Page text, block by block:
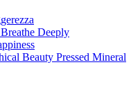
Deeply
Beauty Pressed Mineral